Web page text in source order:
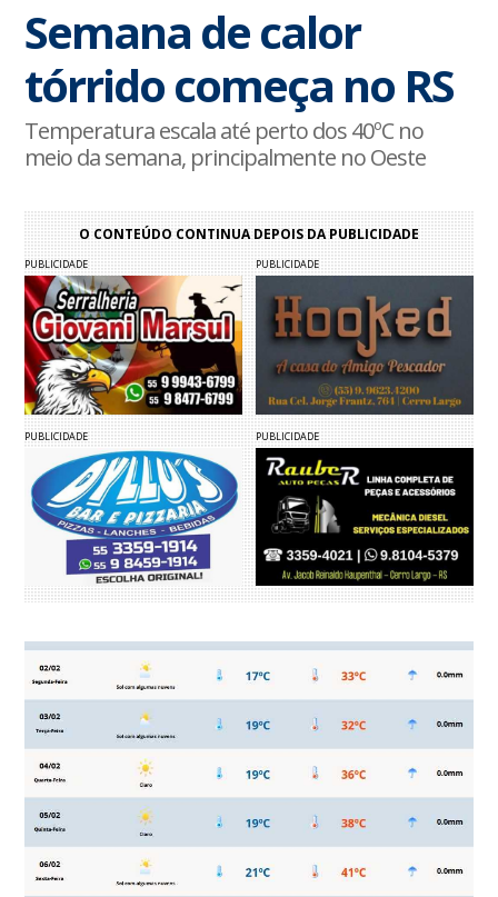
Semana de calor
tórrido começa no RS
Temperatura escala até perto dos 40ºC no
meio da semana, principalmente no Oeste
O CONTEÚDO CONTINUA DEPOIS DA PUBLICIDADE
PUBLICIDADE PUBLICIDADE
PUBLICIDADE PUBLICIDADE